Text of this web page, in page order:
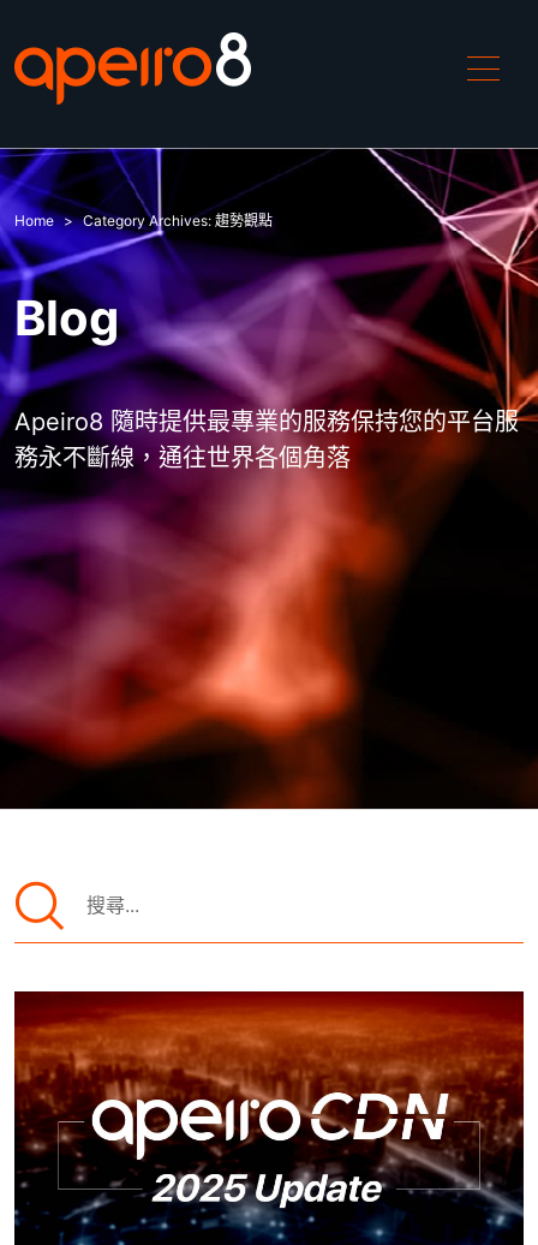
產品介紹
ApeiroCDN
解決方案
中國加速
DDoS攻擊緩解
SOC託管
全球加速
FAQ
趨勢觀點
下載白皮書
網站加速指南
WAF 規則實戰攻略
Ａ級資安監控
Home Category Archives: 趨勢觀點
Blog
Apeiro8 隨時提供最專業的服務保持您的平台服
務永不斷線，通往世界各個角落
搜
尋
關
字: